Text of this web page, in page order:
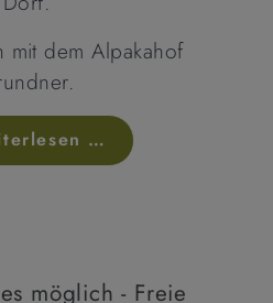
mit dem Alpakahof
…
möglich - Freie